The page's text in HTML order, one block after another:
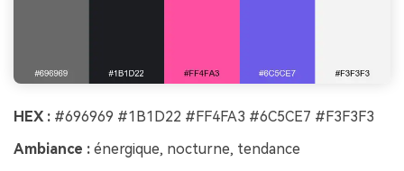
HEX : #696969 #1B1D22 #FF4FA3 #6C5CE7 #F3F3F3
Ambiance : énergique, nocturne, tendance